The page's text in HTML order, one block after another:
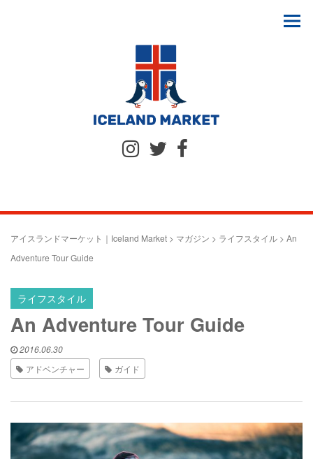
アイスランドマーケット｜Iceland Market > マガジン > ライフスタイル > An
Adventure Tour Guide
ライフスタイル
An Adventure Tour Guide
2016.06.30
アドベンチャー
ガイド